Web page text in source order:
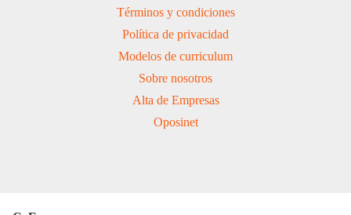
Términos y condiciones
Política de privacidad
Modelos de curriculum
Sobre nosotros
Alta de Empresas
Oposinet